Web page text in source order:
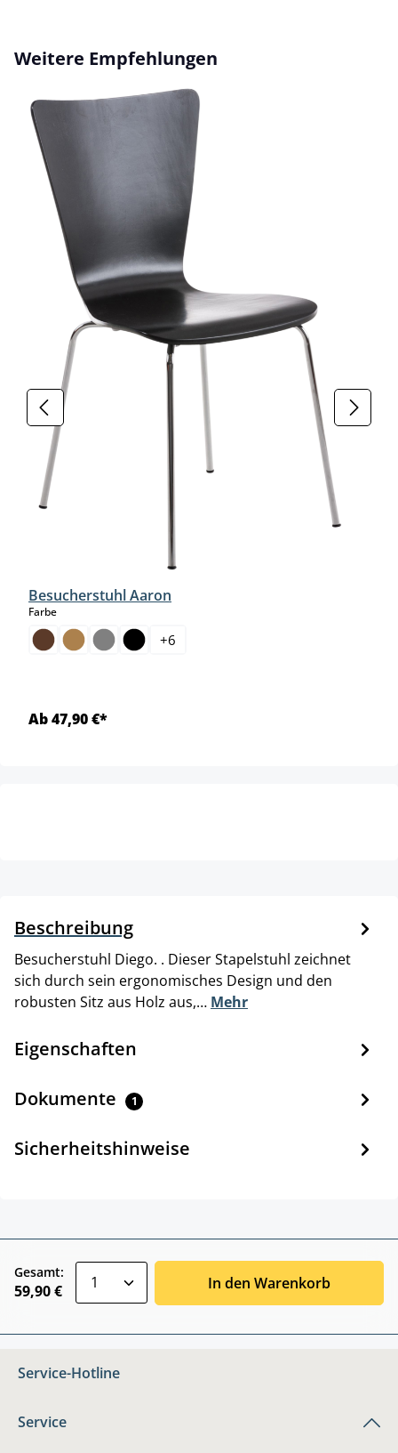
Produktgalerie überspringen
Weitere Empfehlungen
Besucherstuhl Aaron
Farbeauswählen
+6
Ab 47,90 €*
Beschreibung
Besucherstuhl Diego. . Dieser Stapelstuhl zeichnet
sich durch sein ergonomisches Design und den
robusten Sitz aus Holz aus,… Mehr
Eigenschaften
Dokumente 1
Sicherheitshinweise
Gesamt:
59,90 € In den Warenkorb
Service-Hotline
Service